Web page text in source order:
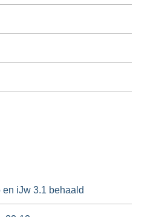
iJw 3.1 behaald